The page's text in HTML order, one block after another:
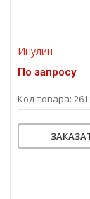
Инулин
По запросу
Код товара: